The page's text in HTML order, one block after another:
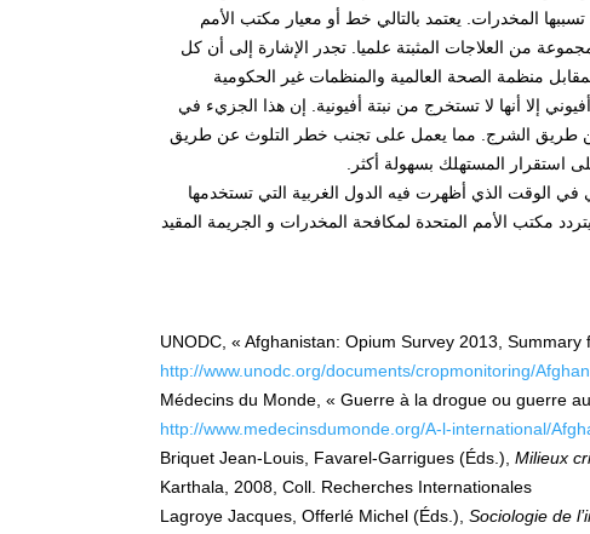
تسببها المخدرات. يعتمد بالتالي خط أو معيار مكتب الأمم
من العلاجات المثبتة علميا. تجدر الإشارة إلى أن كل
منظمة الصحة العالمية والمنظمات غير الحكومية
إلا أنها لا تستخرج من نبتة أفيونية. إن هذا الجزيء في
عن طريق الشرج. مما يعمل على تجنب خطر التلوث عن طريق
استقرار المستهلك بسهولة أكثر.
في الوقت الذي أظهرت فيه الدول الغربية التي تستخدمها
مكتب الأمم المتحدة لمكافحة المخدرات و الجريمة المقيد
UNODC, « Afghanistan: Opium Survey 2013, Summary
http://www.unodc.org/documents/cropmonitoring/
Médecins du Monde, « Guerre à la drogue ou guerre
http://www.medecinsdumonde.org/A-l-international/
Briquet Jean-Louis, Favarel-Garrigues (Éds.), Milieux
Karthala, 2008, Coll. Recherches Internationales
Lagroye Jacques, Offerlé Michel (Éds.), Sociologie de